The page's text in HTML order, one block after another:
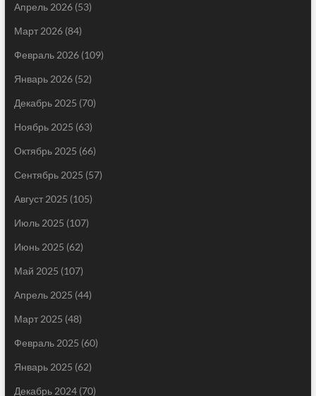
Апрель 2026(53)
Март 2026(84)
Февраль 2026(109)
Январь 2026(52)
Декабрь 2025 (70)
Ноябрь 2025 (63)
Октябрь 2025 (66)
Сентябрь 2025 (57)
Август 2025 (105)
Июль 2025 (107)
Июнь 2025 (62)
Май 2025 (107)
Апрель 2025 (44)
Март 2025 (48)
Февраль 2025 (60)
Январь 2025 (62)
Декабрь 2024(70)